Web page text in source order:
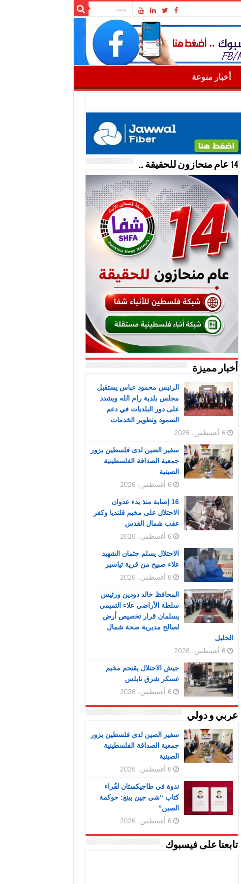
أخبار منوعة
14 عام منحازون للحقيقة …
أخبار مميزة
الرئيس محمود عباس يستقبل
مجلس بلدية رام الله ويشدد
على دور البلديات في دعم
الصمود وتطوير الخدمات
6 أغسطس، 2026
سفير الصين لدى فلسطين يزور
جمعية الصداقة الفلسطينية
الصينية
6 أغسطس، 2026
16 إصابة منذ بدء عدوان
الاحتلال على مخيم قلنديا وكفر
عقب شمال القدس
6 أغسطس، 2026
الاحتلال يسلم جثمان الشهيد
علاء صبيح من قرية تياسير
6 أغسطس، 2026
المحافظ خالد دودين ورئيس
سلطة الأراضي علاء التميمي
يسلمان قرار تخصيص أرض
لصالح مديرية صحة شمال
الخليل
6 أغسطس، 2026
جيش الاحتلال يقتحم مخيم
عسكر شرق نابلس
6 أغسطس، 2026
عربي و دولي
سفير الصين لدى فلسطين يزور
جمعية الصداقة الفلسطينية
الصينية
6 أغسطس، 2026
ندوة في طاجيكستان لقُراء
كتاب “شي جين بينغ: حوكمة
الصين”
6 أغسطس، 2026
تابعنا على فيسبوك